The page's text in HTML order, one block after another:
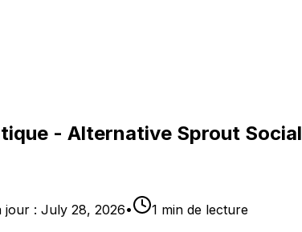
- Alternative Sprout Social
jour : July 28, 2026• 1 min de lecture